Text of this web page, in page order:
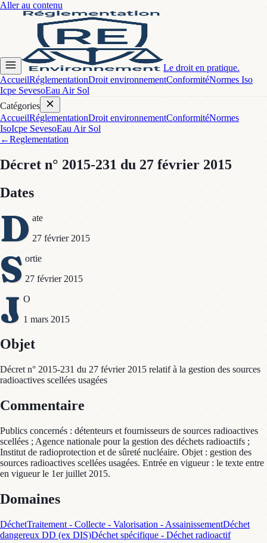
Aller au contenu
Le droit en pratique.
AccueilRéglementationDroit environnementConformitéNormes Iso
Icpe SevesoEau Air Sol
Catégories
AccueilRéglementationDroit environnementConformitéNormes
IsoIcpe SevesoEau Air Sol
←Reglementation
Décret n° 2015-231 du 27 février 2015
Dates
D ate
27 février 2015
S ortie
27 février 2015
J O
1 mars 2015
Objet
Décret n° 2015-231 du 27 février 2015 relatif à la gestion des sources
radioactives scellées usagées
Commentaire
Publics concernés : détenteurs et fournisseurs de sources radioactives
scellées ; Agence nationale pour la gestion des déchets radioactifs ;
Institut de radioprotection et de sûreté nucléaire. Objet : gestion des
sources radioactives scellées usagées. Entrée en vigueur : le texte entre
en vigueur le 1er juillet 2015.
Domaines
DéchetTraitement - Collecte - Valorisation - AssainissementDéchet
dangereux DD (ex DIS)Déchet spécifique - Déchet radioactif